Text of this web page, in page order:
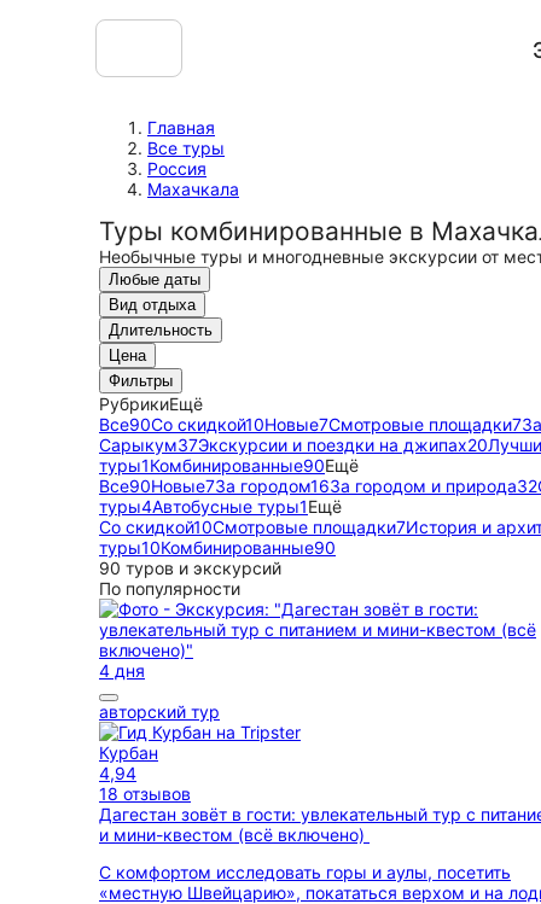
Главная
Все туры
Россия
Махачкала
Туры комбинированные в
Необычные туры и многодневные экскурсии от
Любые даты
Вид отдыха
Длительность
Цена
Фильтры
РубрикиЕщё
Все90Со скидкой10Новые7Смотровые площадки7
Сарыкум37Экскурсии и поездки на джипах20
туры1Комбинированные90Ещё
Все90Новые7За городом16За городом и природа32
туры4Автобусные туры1Ещё
Со скидкой10Смотровые площадки7История и
туры10Комбинированные90
90 туров и экскурсий
По популярности
4 дня
авторский тур
Курбан
4,94
18 отзывов
Дагестан зовёт в гости: увлекательный тур с
и мини-квестом (всё включено)
С комфортом исследовать горы и аулы, посетить
«местную Швейцарию», покататься верхом и на